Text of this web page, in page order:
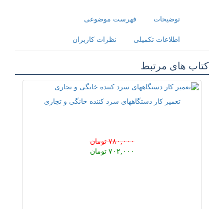
توضیحات فهرست موضوعی
اطلاعات تکمیلی نظرات کاربران
کتاب های مرتبط
تعمیر کار دستگاههای سرد کننده خانگی و تجاری
۷۸۰,۰۰۰ تومان
۷۰۲,۰۰۰ تومان